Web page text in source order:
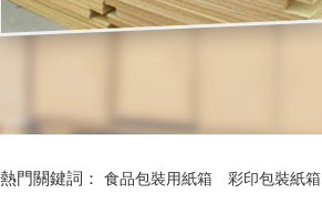
熱門關鍵詞： 食品包裝用紙箱 彩印包裝紙箱